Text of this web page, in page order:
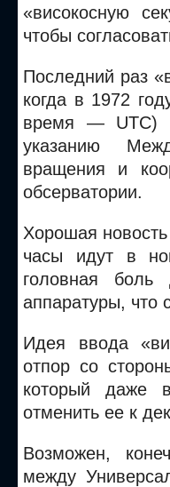
«високосную
чтобы
Последний раз
когда в 1972
время — UTC)
указанию
вращения и
обсерватории.
Хорошая
часы идут в
головная
аппаратуры, что
Идея ввода
отпор со
который даже
отменить ее к
Возможен,
между